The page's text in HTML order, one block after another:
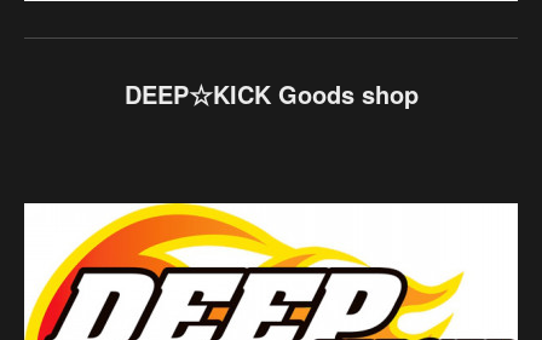
DEEP☆KICK Goods shop